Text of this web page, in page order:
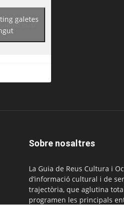
galetes
Sobre nosaltres
La Guia de Reus Cultura i
d’informació cultural i de
trajectòria, que aglutina
programen les principals